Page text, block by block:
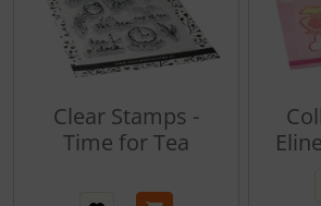
Clear Stamps -
Time for Tea